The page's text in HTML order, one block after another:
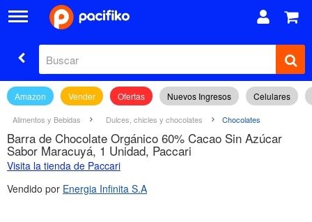
Amazon Vender Ofertas Nuevos Ingresos Celulares
Alimentos y Bebidas Dulces, chicles y chocolates Chocolates
Barra de Chocolate Orgánico 60% Cacao Sin Azúcar
Sabor Maracuyá, 1 Unidad, Paccari
Visita la tienda de Paccari
Vendido por Energia Infinita S.A